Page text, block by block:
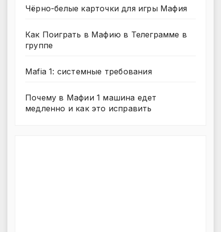
Чёрно-белые карточки для игры Мафия
Как Поиграть в Мафию в Телеграмме в
группе
Mafia 1: системные требования
Почему в Мафии 1 машина едет
медленно и как это исправить